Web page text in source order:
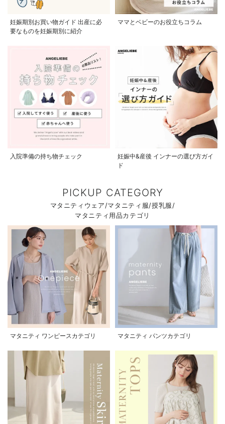
妊娠期別お買い物ガイド 出産に必
要なものを妊娠期別に紹介
ママとベビーのお役立ちコラム
入院準備の持ち物チェック
妊娠中&産後 インナーの選び方ガイ
ド
PICKUP CATEGORY
マタニティウェア/マタニティ服/授乳服/
マタニティ用品カテゴリ
マタニティ ワンピースカテゴリ マタニティ パンツカテゴリ